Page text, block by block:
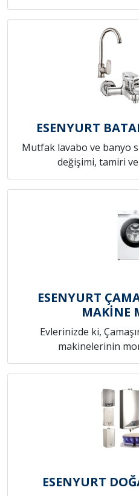
ESENYURT
Mutfak lavabo ve banyo
değişimi, tamiri
ESENYURT
MAKİNE
Evlerinizde ki,
makinelerinin
ESENYURT